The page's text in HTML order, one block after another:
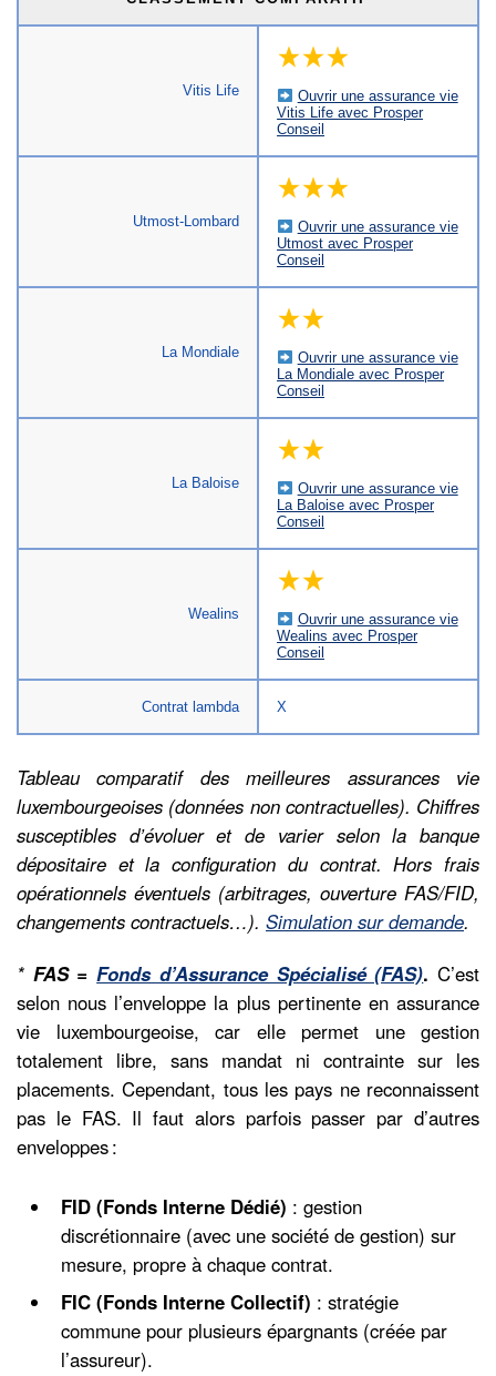
Vitis Life
Ouvrir une assurance vie
Vitis Life avec Prosper
Conseil
Utmost-Lombard
Ouvrir une assurance vie
Utmost avec Prosper
Conseil
La Mondiale
Ouvrir une assurance vie
La Mondiale avec Prosper
Conseil
La Baloise
Ouvrir une assurance vie
La Baloise avec Prosper
Conseil
Wealins
Ouvrir une assurance vie
Wealins avec Prosper
Conseil
Contrat lambda X
Tableau comparatif des meilleures assurances vie
luxembourgeoises (données non contractuelles). Chiffres
susceptibles d’évoluer et de varier selon la banque
dépositaire et la configuration du contrat. Hors frais
opérationnels éventuels (arbitrages, ouverture FAS/FID,
changements contractuels…). Simulation sur demande.
* FAS =Fonds d’Assurance Spécialisé (FAS). C’est
selon nous l’enveloppe la plus pertinente en assurance
vie luxembourgeoise, car elle permet une gestion
totalement libre, sans mandat ni contrainte sur les
placements. Cependant, tous les pays ne reconnaissent
pas le FAS. Il faut alors parfois passer par d’autres
enveloppes :
FID (Fonds Interne Dédié) : gestion
discrétionnaire (avec une société de gestion) sur
mesure, propre à chaque contrat.
FIC (Fonds Interne Collectif) : stratégie
commune pour plusieurs épargnants (créée par
l’assureur).